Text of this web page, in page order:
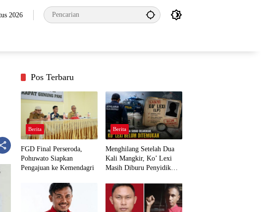
2026
Pos Terbaru
Berita
FGD Final Perseroda,
Pohuwato Siapkan
Pengajuan ke Kemendagri
Berita
Menghilang Setelah Dua
Kali Mangkir, Ko’ Lexi
Masih Diburu Penyidik